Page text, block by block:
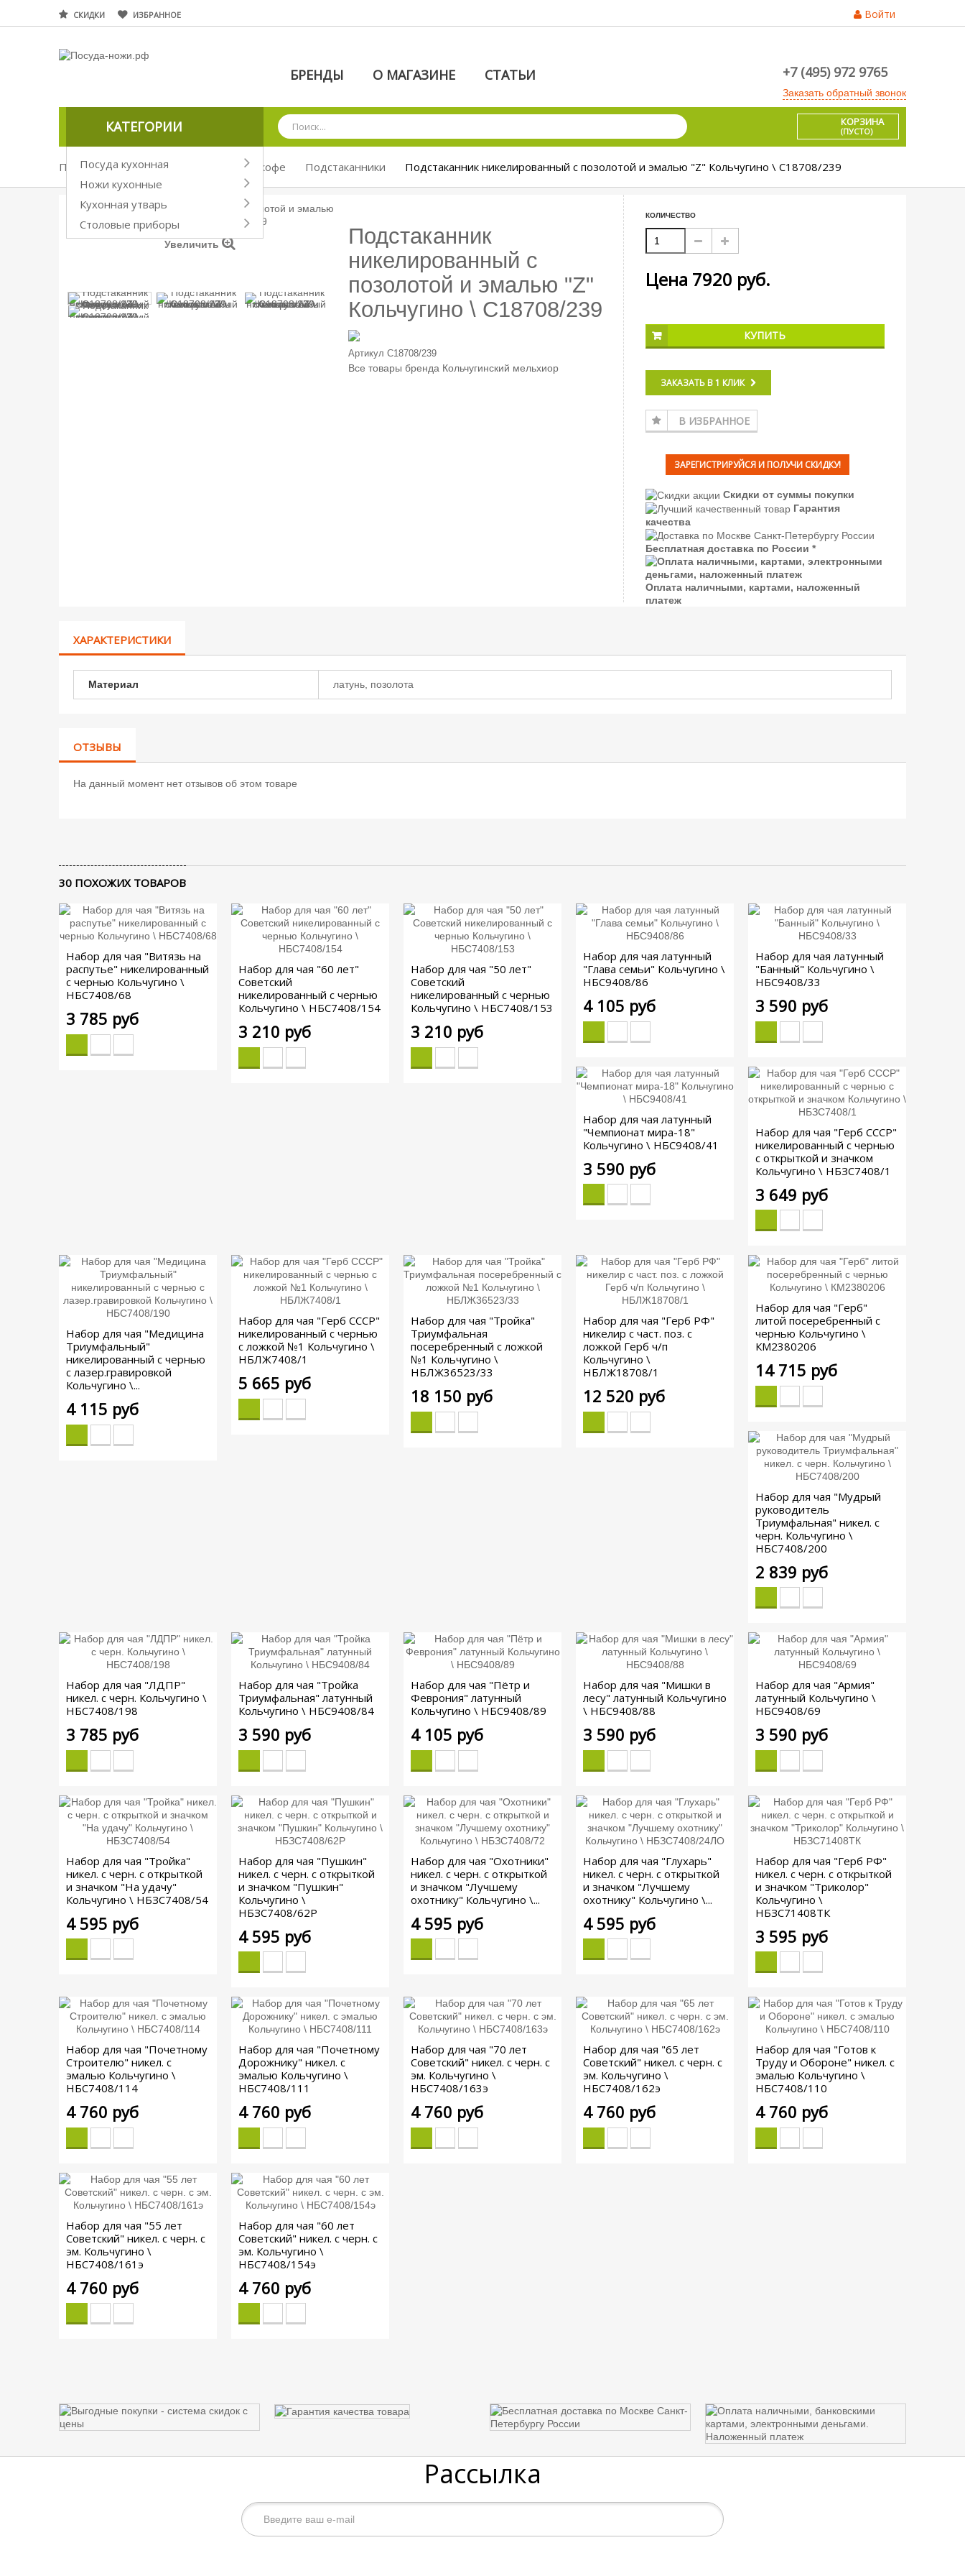
СКИДКИ ИЗБРАННОЕ Войти
БРЕНДЫ О МАГАЗИНЕ СТАТЬИ +7 (495) 972 9765
Заказать обратный звонок
КАТЕГОРИИ
Посуда кухонная
Ножи кухонные
Кухонная утварь
Столовые приборы
КОРЗИНА
(ПУСТО)
Посуда кухонная Посуда для чая и кофе Подстаканники Подстаканник никелированный с позолотой и эмалью "Z" Кольчугино \ С18708/239
Увеличить
Подстаканник
никелированный с
позолотой и эмалью "Z"
Кольчугино \ С18708/239
Артикул С18708/239
Все товары бренда Кольчугинский мельхиор
КОЛИЧЕСТВО
Цена 7920 руб.
КУПИТЬ
ЗАКАЗАТЬ В 1 КЛИК
В ИЗБРАННОЕ
ЗАРЕГИСТРИРУЙСЯ И ПОЛУЧИ СКИДКУ!
Скидки от суммы покупки
Гарантия
качества
Бесплатная доставка по России *
Оплата наличными, картами, наложенный
платеж
ХАРАКТЕРИСТИКИ
Материал латунь, позолота
ОТЗЫВЫ
На данный момент нет отзывов об этом товаре
30 ПОХОЖИХ ТОВАРОВ
Набор для чая "Витязь на
распутье" никелированный
с чернью Кольчугино \
НБС7408/68
3 785 руб
Набор для чая "60 лет"
Советский
никелированный с чернью
Кольчугино \ НБС7408/154
3 210 руб
Набор для чая "50 лет"
Советский
никелированный с чернью
Кольчугино \ НБС7408/153
3 210 руб
Набор для чая латунный
"Глава семьи" Кольчугино \
НБС9408/86
4 105 руб
Набор для чая латунный
"Банный" Кольчугино \
НБС9408/33
3 590 руб
Набор для чая латунный
"Чемпионат мира-18"
Кольчугино \ НБС9408/41
3 590 руб
Набор для чая "Герб СССР"
никелированный с чернью
с открыткой и значком
Кольчугино \ НБЗС7408/1
3 649 руб
Набор для чая "Медицина
Триумфальный"
никелированный с чернью
с лазер.гравировкой
Кольчугино \...
4 115 руб
Набор для чая "Герб СССР"
никелированный с чернью
с ложкой №1 Кольчугино \
НБЛЖ7408/1
5 665 руб
Набор для чая "Тройка"
Триумфальная
посеребренный с ложкой
№1 Кольчугино \
НБЛЖ36523/33
18 150 руб
Набор для чая "Герб РФ"
никелир с част. поз. с
ложкой Герб ч/п
Кольчугино \
НБЛЖ18708/1
12 520 руб
Набор для чая "Герб"
литой посеребренный с
чернью Кольчугино \
КМ2380206
14 715 руб
Набор для чая "Мудрый
руководитель
Триумфальная" никел. с
черн. Кольчугино \
НБС7408/200
2 839 руб
Набор для чая "ЛДПР"
никел. с черн. Кольчугино \
НБС7408/198
3 785 руб
Набор для чая "Тройка
Триумфальная" латунный
Кольчугино \ НБС9408/84
3 590 руб
Набор для чая "Пётр и
Феврония" латунный
Кольчугино \ НБС9408/89
4 105 руб
Набор для чая "Мишки в
лесу" латунный Кольчугино
\ НБС9408/88
3 590 руб
Набор для чая "Армия"
латунный Кольчугино \
НБС9408/69
3 590 руб
Набор для чая "Тройка"
никел. с черн. с открыткой
и значком "На удачу"
Кольчугино \ НБЗС7408/54
4 595 руб
Набор для чая "Пушкин"
никел. с черн. с открыткой
и значком "Пушкин"
Кольчугино \
НБЗС7408/62Р
4 595 руб
Набор для чая "Охотники"
никел. с черн. с открыткой
и значком "Лучшему
охотнику" Кольчугино \...
4 595 руб
Набор для чая "Глухарь"
никел. с черн. с открыткой
и значком "Лучшему
охотнику" Кольчугино \...
4 595 руб
Набор для чая "Герб РФ"
никел. с черн. с открыткой
и значком "Триколор"
Кольчугино \
НБЗС71408ТК
3 595 руб
Набор для чая "Почетному
Строителю" никел. с
эмалью Кольчугино \
НБС7408/114
4 760 руб
Набор для чая "Почетному
Дорожнику" никел. с
эмалью Кольчугино \
НБС7408/111
4 760 руб
Набор для чая "70 лет
Советский" никел. с черн. с
эм. Кольчугино \
НБС7408/163э
4 760 руб
Набор для чая "65 лет
Советский" никел. с черн. с
эм. Кольчугино \
НБС7408/162э
4 760 руб
Набор для чая "Готов к
Труду и Обороне" никел. с
эмалью Кольчугино \
НБС7408/110
4 760 руб
Набор для чая "55 лет
Советский" никел. с черн. с
эм. Кольчугино \
НБС7408/161э
4 760 руб
Набор для чая "60 лет
Советский" никел. с черн. с
эм. Кольчугино \
НБС7408/154э
4 760 руб
Рассылка